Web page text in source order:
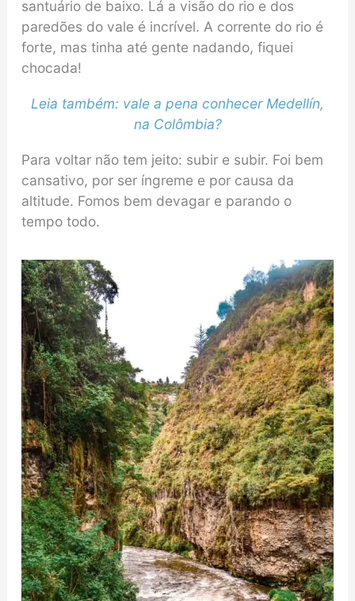
santuário de baixo. Lá a visão do rio e dos
paredões do vale é incrível. A corrente do rio é
forte, mas tinha até gente nadando, fiquei
chocada!
Leia também: vale a pena conhecer Medellín,
na Colômbia?
Para voltar não tem jeito: subir e subir. Foi bem
cansativo, por ser íngreme e por causa da
altitude. Fomos bem devagar e parando o
tempo todo.